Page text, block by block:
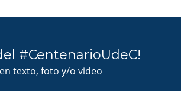
#CentenarioUdeC!
texto, foto y/o video